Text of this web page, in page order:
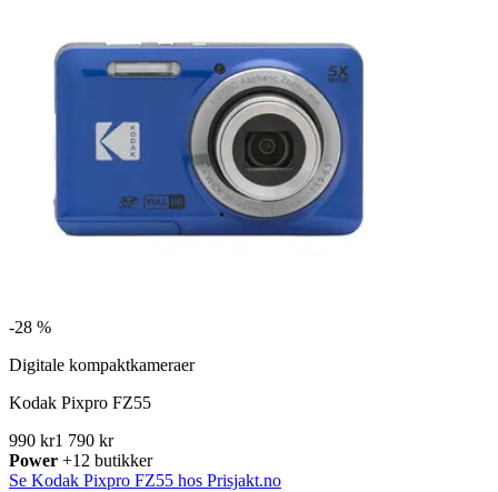
-28 %
Digitale kompaktkameraer
Kodak Pixpro FZ55
990 kr1 790 kr
Power +12 butikker
Se Kodak Pixpro FZ55 hos Prisjakt.no